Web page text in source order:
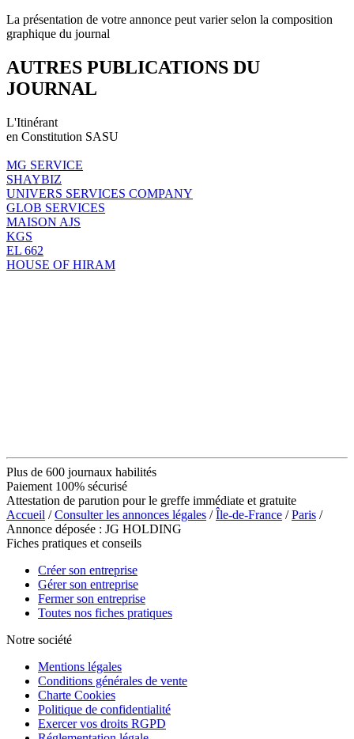
La présentation de votre annonce peut varier selon la composition
graphique du journal
AUTRES PUBLICATIONS DU
JOURNAL
L'Itinérant
en Constitution SASU
MG SERVICE
SHAYBIZ
UNIVERS SERVICES COMPANY
GLOB SERVICES
MAISON AJS
KGS
EL 662
HOUSE OF HIRAM
Plus de 600 journaux habilités
Paiement 100% sécurisé
Attestation de parution pour le greffe immédiate et gratuite
Accueil /Consulter les annonces légales /Île-de-France /Paris /
Annonce déposée : JG HOLDING
Fiches pratiques et conseils
Créer son entreprise
Gérer son entreprise
Fermer son entreprise
Toutes nos fiches pratiques
Notre société
Mentions légales
Conditions générales de vente
Charte Cookies
Politique de confidentialité
Exercer vos droits RGPD